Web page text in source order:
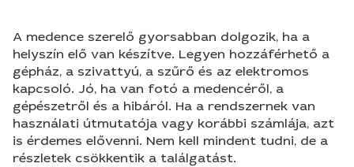
A medence szerelő gyorsabban dolgozik, ha a
helyszín elő van készítve. Legyen hozzáférhető a
gépház, a szivattyú, a szűrő és az elektromos
kapcsoló. Jó, ha van fotó a medencéről, a
gépészetről és a hibáról. Ha a rendszernek van
használati útmutatója vagy korábbi számlája, azt
is érdemes elővenni. Nem kell mindent tudni, de a
részletek csökkentik a találgatást.